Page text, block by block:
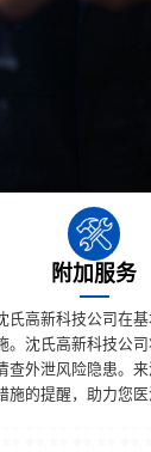
附加服务
氏高新科技公司在
。沈氏高新科技公
查外泄风险隐患。
施的提醒，助力您医